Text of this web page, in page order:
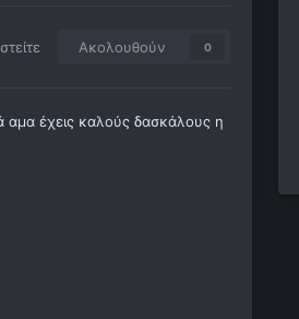
Ακολουθούν 0
αμα έχεις καλούς δασκάλους η